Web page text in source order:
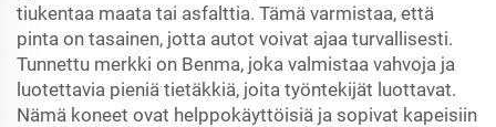
tiukentaa maata tai asfalttia. Tämä varmistaa, että
pinta on tasainen, jotta autot voivat ajaa turvallisesti.
Tunnettu merkki on Benma, joka valmistaa vahvoja ja
luotettavia pieniä tietäkkiä, joita työntekijät luottavat.
Nämä koneet ovat helppokäyttöisiä ja sopivat kapeisiin